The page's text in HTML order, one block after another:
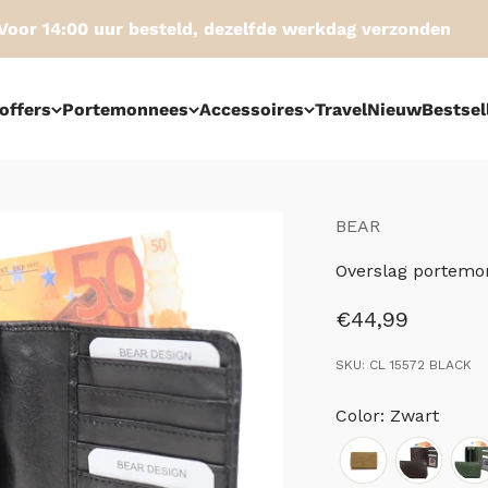
14:00 uur besteld, dezelfde werkdag verzonden
Portemonnees Accessoires TravelNieuw
BEAR
Overslag
€44,99
SKU: CL 15572 BLACK
Color: Zwart